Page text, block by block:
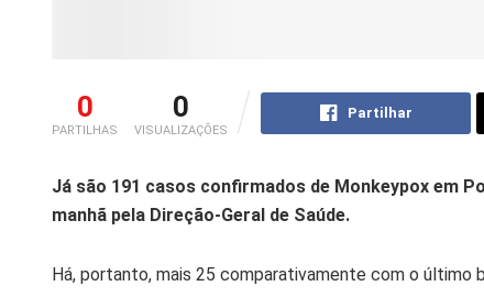
0
PARTILHAS
0
VISUALIZAÇÕES
Partilhar
Já são 191 casos confirmados de Monkeypox em
manhã pela Direção-Geral de Saúde.
Há, portanto, mais 25 comparativamente com o último